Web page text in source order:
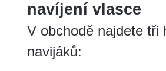
navíjení vlasce
V obchodě najdete tři
navijáků: